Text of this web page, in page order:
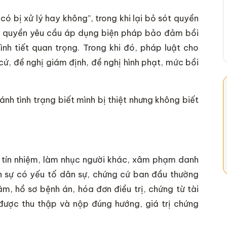
bị xử lý hay không”, trong khi lại bỏ sót quyền
yêu cầu áp dụng biện pháp bảo đảm bồi
tiết quan trọng. Trong khi đó, pháp luật cho
đề nghị giám định, đề nghị hình phạt, mức bồi
tình trạng biết mình bị thiệt nhưng không biết
nhiệm, làm nhục người khác, xâm phạm danh
có yếu tố dân sự, chứng cứ ban đầu thường
hồ sơ bệnh án, hóa đơn điều trị, chứng từ tài
thu thập và nộp đúng hướng, giá trị chứng